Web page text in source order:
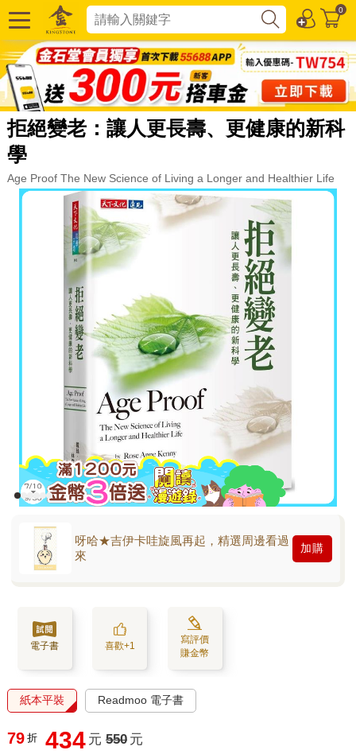
0
拒絕變老：讓人更長壽、更健康的新科
學
Age Proof The New Science of Living a Longer and Healthier Life
呀哈★吉伊卡哇旋風再起，精選周邊看過
來
加購
電子書 喜歡+1
寫評價
賺金幣
紙本平裝 Readmoo 電子書
79 折 434 元 550 元